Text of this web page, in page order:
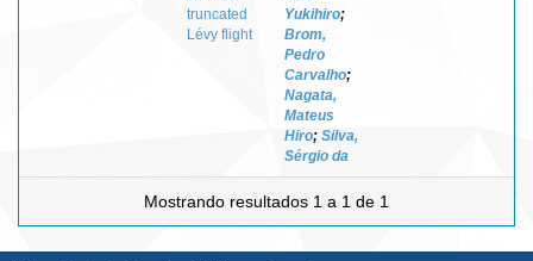
truncated
Lévy flight
Yukihiro;
Brom,
Pedro
Carvalho;
Nagata,
Mateus
Hiro; Silva,
Sérgio da
Mostrando resultados 1 a 1 de 1